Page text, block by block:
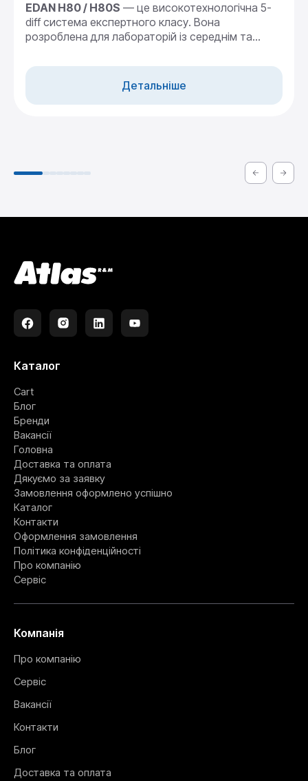
EDAN H80 / H80S — це високотехнологічна 5-
diff система експертного класу. Вона
розроблена для лабораторій із середнім та
метод електричного імпедансу та технологію
трикутного лазерного розсіювання. Це гарантує
безкомпромісну точність підрахунку клітин крові.
Детальніше
Каталог
Cart
Блог
Бренди
Вакансії
Головна
Доставка та оплата
Дякуємо за заявку
Замовлення оформлено успішно
Каталог
Контакти
Оформлення замовлення
Політика конфіденційності
Про компанію
Сервіс
Компанія
Про компанію
Сервіс
Вакансії
Контакти
Блог
Доставка та оплата